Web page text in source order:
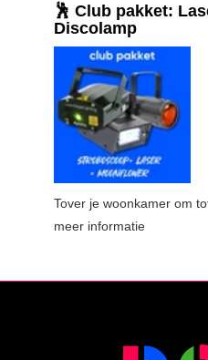
🕺 Club pakket:
Discolamp
Tover je woonkamer om
meer informatie